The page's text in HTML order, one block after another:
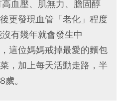
血壓、肌無力、膽固醇
更發現血管「老化」程度
有幾年就會發生中
這位媽媽戒掉最愛的麵包
，加上每天活動走路，半
。